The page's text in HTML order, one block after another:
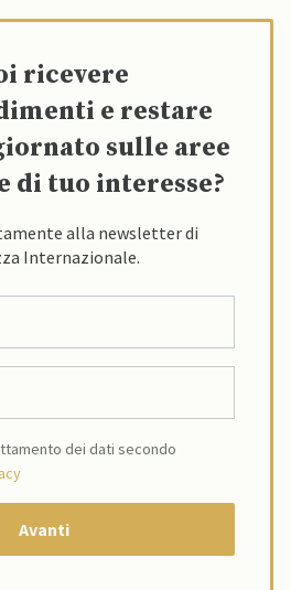
ricevere
e restare
sulle aree
di tuo interesse?
alla newsletter di
Internazionale.
dei dati secondo